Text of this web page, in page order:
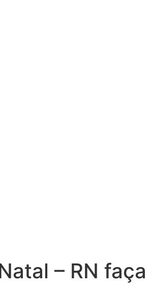
– RN faça